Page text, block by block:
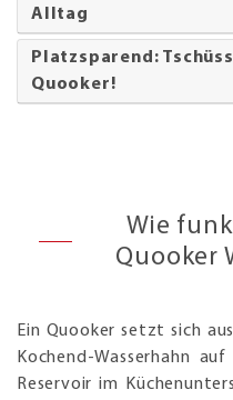
Alltag
Platzsparend:
Quooker!
Wie
Quooker
Ein Quooker setzt sich
Kochend-Wasserhahn
Reservoir im